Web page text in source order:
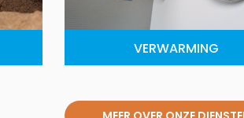
VERWARMING